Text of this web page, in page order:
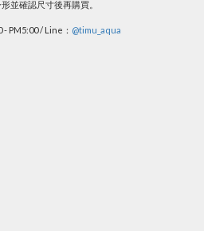
並確認尺寸後再購買。
PM5:00 / Line： @timu_aqua